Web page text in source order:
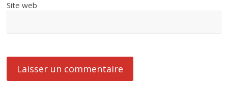
Site web